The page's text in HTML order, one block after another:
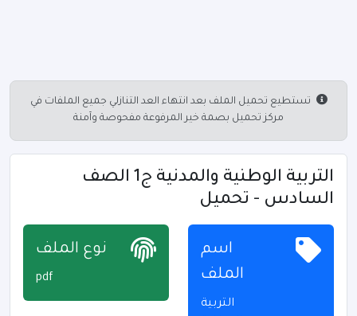
تستطيع تحميل الملف بعد انتهاء العد التنازلي جميع الملفات في
مركز تحميل بصمة خير المرفوعة مفحوصة وآمنة
التربية الوطنية والمدنية ج1 الصف
السادس - تحميل
اسم
الملف
التربية
نوع الملف
pdf